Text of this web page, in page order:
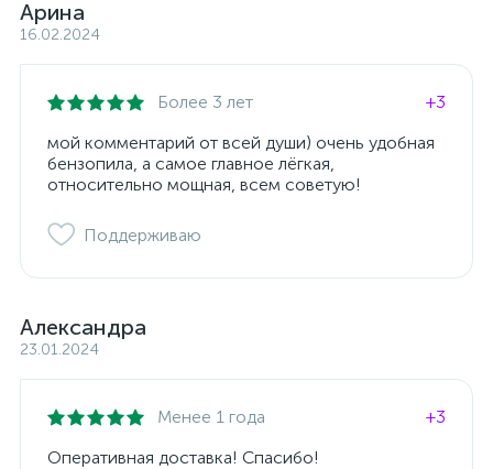
Арина
16.02.2024
Более 3 лет
+3
мой комментарий от всей души) очень удобная
бензопила, а самое главное лёгкая,
относительно мощная, всем советую!
Поддерживаю
Александра
23.01.2024
Менее 1 года
+3
Оперативная доставка! Спасибо!